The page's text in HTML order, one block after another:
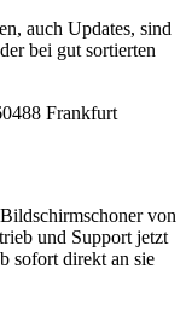
auch Updates, sind
bei gut sortierten
Frankfurt
von
und Support jetzt
sofort direkt an sie